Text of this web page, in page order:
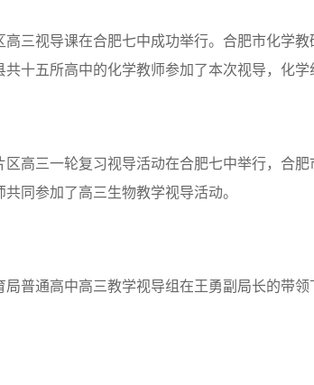
高三视导课在合肥七中成功举行。合肥市化学
共十五所高中的化学教师参加了本次视导，化学
区高三一轮复习视导活动在合肥七中举行，合
同参加了高三生物教学视导活动。
局普通高中高三教学视导组在王勇副局长的带